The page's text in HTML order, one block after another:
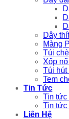
Dây
Màng
Túi
Xốp
Túi hút
Tem
Tin Tức
Tin tức
Tin tức
Liên Hệ